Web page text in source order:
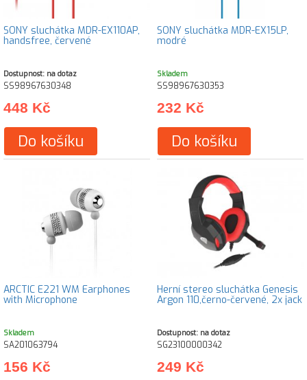
SONY sluchátka MDR-EX110AP,
handsfree, červené
Dostupnost: na dotaz
SS98967630348
448 Kč
Do košíku
SONY sluchátka MDR-EX15LP,
modré
Skladem
SS98967630353
232 Kč
Do košíku
ARCTIC E221 WM Earphones
with Microphone
Skladem
SA201063794
156 Kč
Herní stereo sluchátka Genesis
Argon 110,černo-červené, 2x jack
Dostupnost: na dotaz
SG23100000342
249 Kč